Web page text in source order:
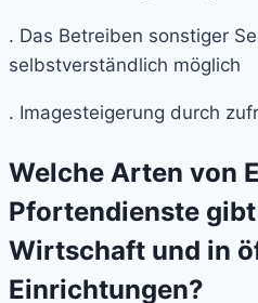
. Das Betreiben sonstiger
selbstverständlich möglich
. Imagesteigerung durch
Welche Arten von
Pfortendienste
Wirtschaft und in
Einrichtungen?